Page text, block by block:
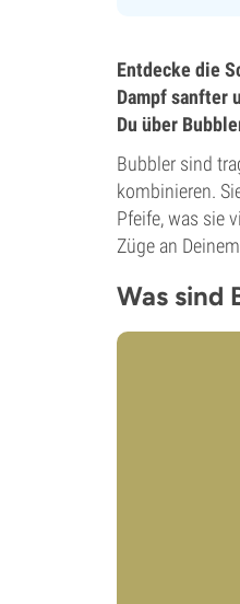
Entdecke die
Dampf sanfter
Du über
Bubbler sind
kombinieren.
Pfeife, was sie
Züge an Deinem
Was sind